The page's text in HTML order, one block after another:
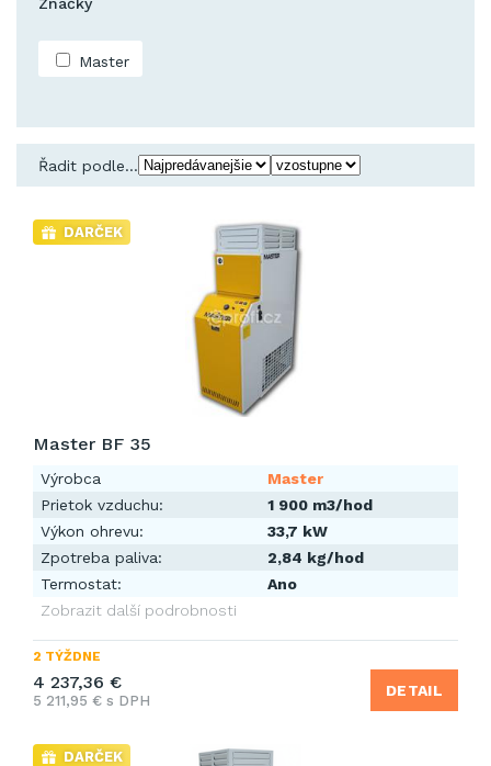
Master
Řadit podle...
DARČEK
Master BF 35
Výrobca
Master
Prietok vzduchu:
1 900 m3/hod
Výkon ohrevu:
33,7 kW
Zpotreba paliva:
2,84 kg/hod
Termostat:
Ano
Zobrazit další podrobnosti
2 TÝŽDNE
4 237,36 €
5 211,95 € s DPH
DETAIL
DARČEK